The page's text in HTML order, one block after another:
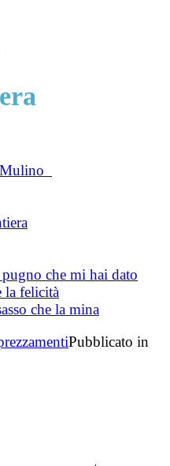
che mi hai dato
la felicità
che la mina
Pubblicato in